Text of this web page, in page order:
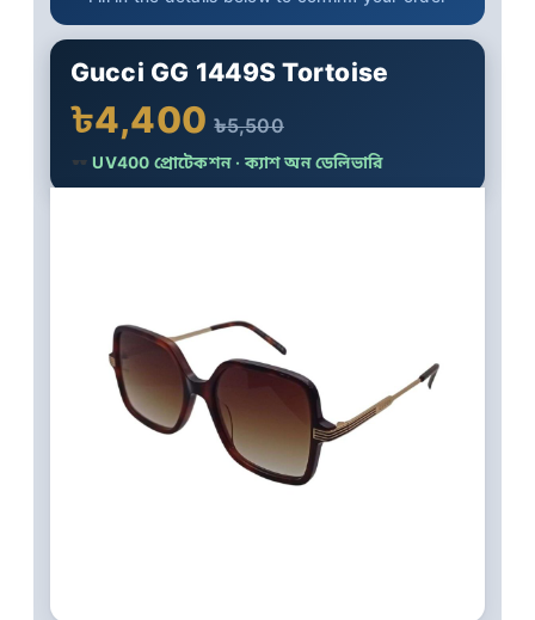
Gucci GG 1449S Tortoise
৳4,400৳5,500
UV400 প্রোটেকশন · ক্যাশ অন ডেলিভারি